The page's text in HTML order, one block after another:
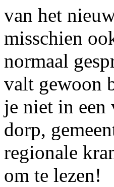
van het
misschien
normaal
valt gewoon
je niet in een
dorp,
regionale
om te lezen!